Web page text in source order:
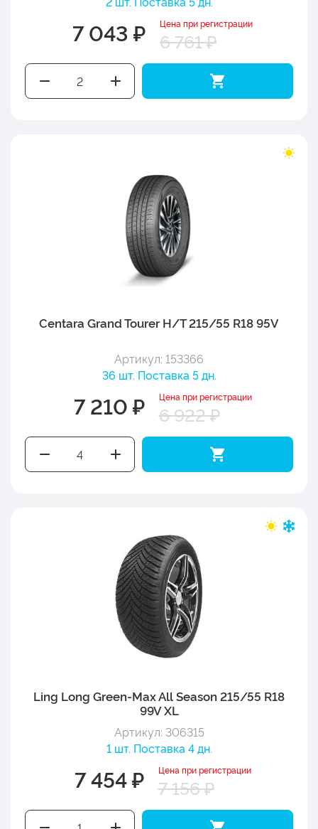
7 043 ₽ Цена при регистрации
6 761 ₽
Centara Grand Tourer H/T 215/55 R18 95V
Артикул: 153366
36 шт. Поставка 5 дн.
7 210 ₽ Цена при регистрации
6 922 ₽
Ling Long Green-Max All Season 215/55 R18
99V XL
Артикул: 306315
1 шт. Поставка 4 дн.
7 454 ₽ Цена при регистрации
7 156 ₽